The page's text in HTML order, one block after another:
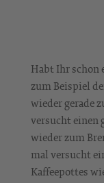
Habt Ihr schon
zum Beispiel
wieder gerade
versucht einen
wieder zum
mal versucht
Kaffeepottes